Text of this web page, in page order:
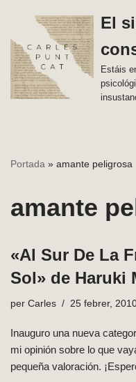
Vés
al
contingut
El
Estáis
Portada » amante peligrosa
amante
«Al Sur De La
Sol» de Haruki
per Carles 25 febrer,
Inauguro una nueva
mi opinión sobre lo que
pequeña valoración.